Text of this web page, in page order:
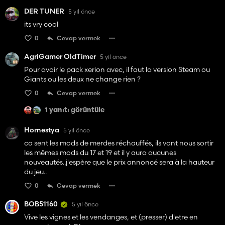
DER TUNER 5 yıl önce
its vry cool
0 Cevap vermek
AgriGamer OldTimer 5 yıl önce
Pour avoir le pack xerion avec, il faut la version Steam ou
Giants ou les deux ne change rien ?
0 Cevap vermek
1 yanıtı görüntüle
Hornestya 5 yıl önce
ca sent les mods de merdes réchauffés, ils vont nous sortir
les mêmes mods du 17 et 19 et il y aura aucunes
nouveautés..j'espère que le prix annoncé sera à la hauteur
du jeu..
0 Cevap vermek
BOB51160 5 yıl önce
Vive les vignes et les vendanges, et (presser) d'etre en